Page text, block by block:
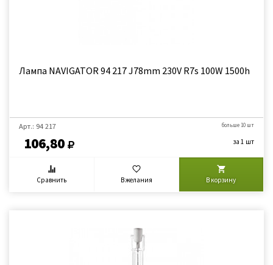
Лампа NAVIGATOR 94 217 J78mm 230V R7s 100W 1500h
Арт.: 94 217
106,80
больше 10 шт
за 1 шт
Сравнить В желания В корзину